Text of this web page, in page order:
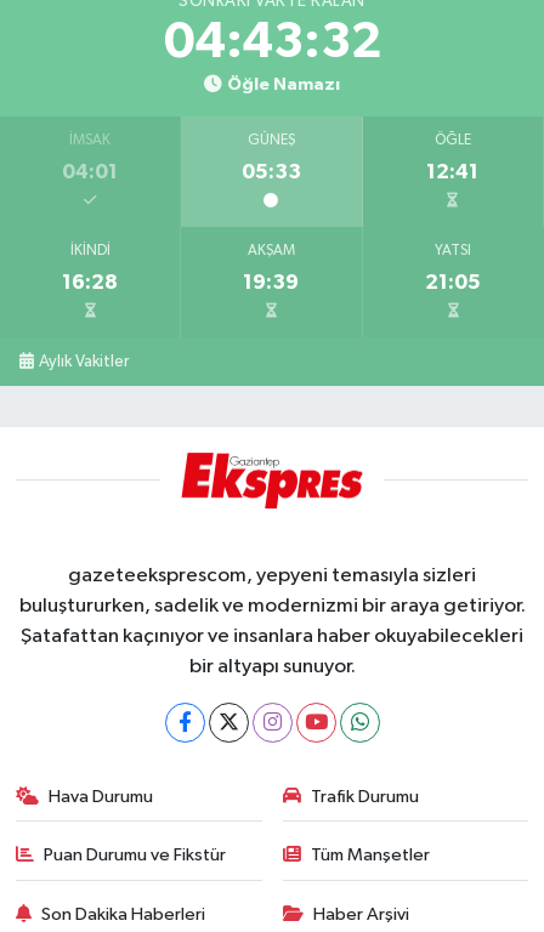
04:43:31
Öğle Namazı
İMSAK
04:01
GÜNEŞ
05:33
ÖĞLE
12:41
İKINDI
16:28
AKŞAM
19:39
YATSI
21:05
Aylık Vakitler
gazeteeksprescom, yepyeni temasıyla sizleri
buluştururken, sadelik ve modernizmi bir araya getiriyor.
Şatafattan kaçınıyor ve insanlara haber okuyabilecekleri
bir altyapı sunuyor.
Hava Durumu Trafik Durumu
Puan Durumu ve Fikstür Tüm Manşetler
Son Dakika Haberleri Haber Arşivi